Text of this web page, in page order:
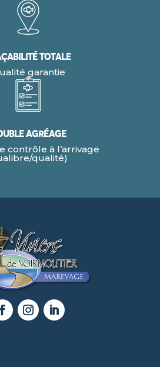
Totale
garantie
agréage
contrôle à l’arrivage
qualité)